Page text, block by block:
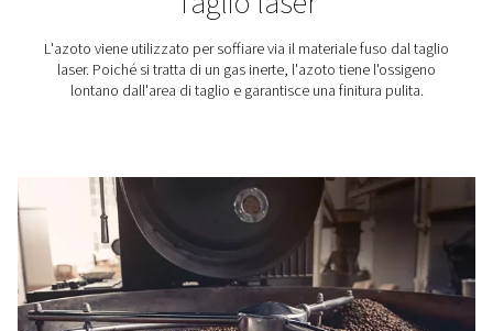
Industria elettronica
essenziali per ottenere aria compressa pulita e
produzione di componenti elettronici. Scoprite
proteggono i componenti sensibili.